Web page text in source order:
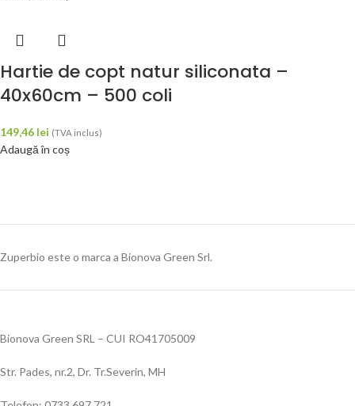
Hartie de copt natur siliconata –
40x60cm – 500 coli
149,46 lei (TVA inclus)
Adaugă în coș
Zuperbio este o marca a Bionova Green Srl.
Bionova Green SRL – CUI RO41705009
Str. Pades, nr.2, Dr. Tr.Severin, MH